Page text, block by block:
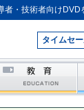
・技術者向けDVD
タイムセ